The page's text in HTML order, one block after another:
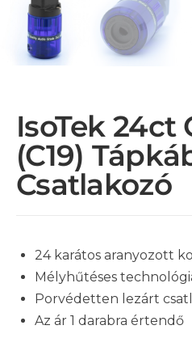
IsoTek 24ct
(C19)
Csatlakozó
24 karátos aranyozott
Mélyhűtéses
Porvédetten lezárt
Az ár 1 darabra értendő